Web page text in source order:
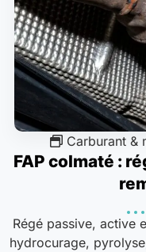
Carburant &
FAP colmaté :
Régé passive, active
hydrocurage,